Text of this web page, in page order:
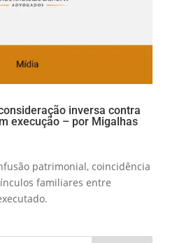
inversa contra
execução – por Migalhas
patrimonial, coincidência
familiares entre